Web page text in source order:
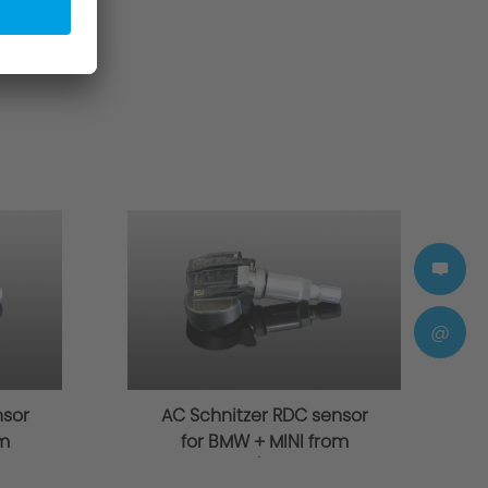
AC Schnitzer RDC sensor
for BMW + MINI from
@